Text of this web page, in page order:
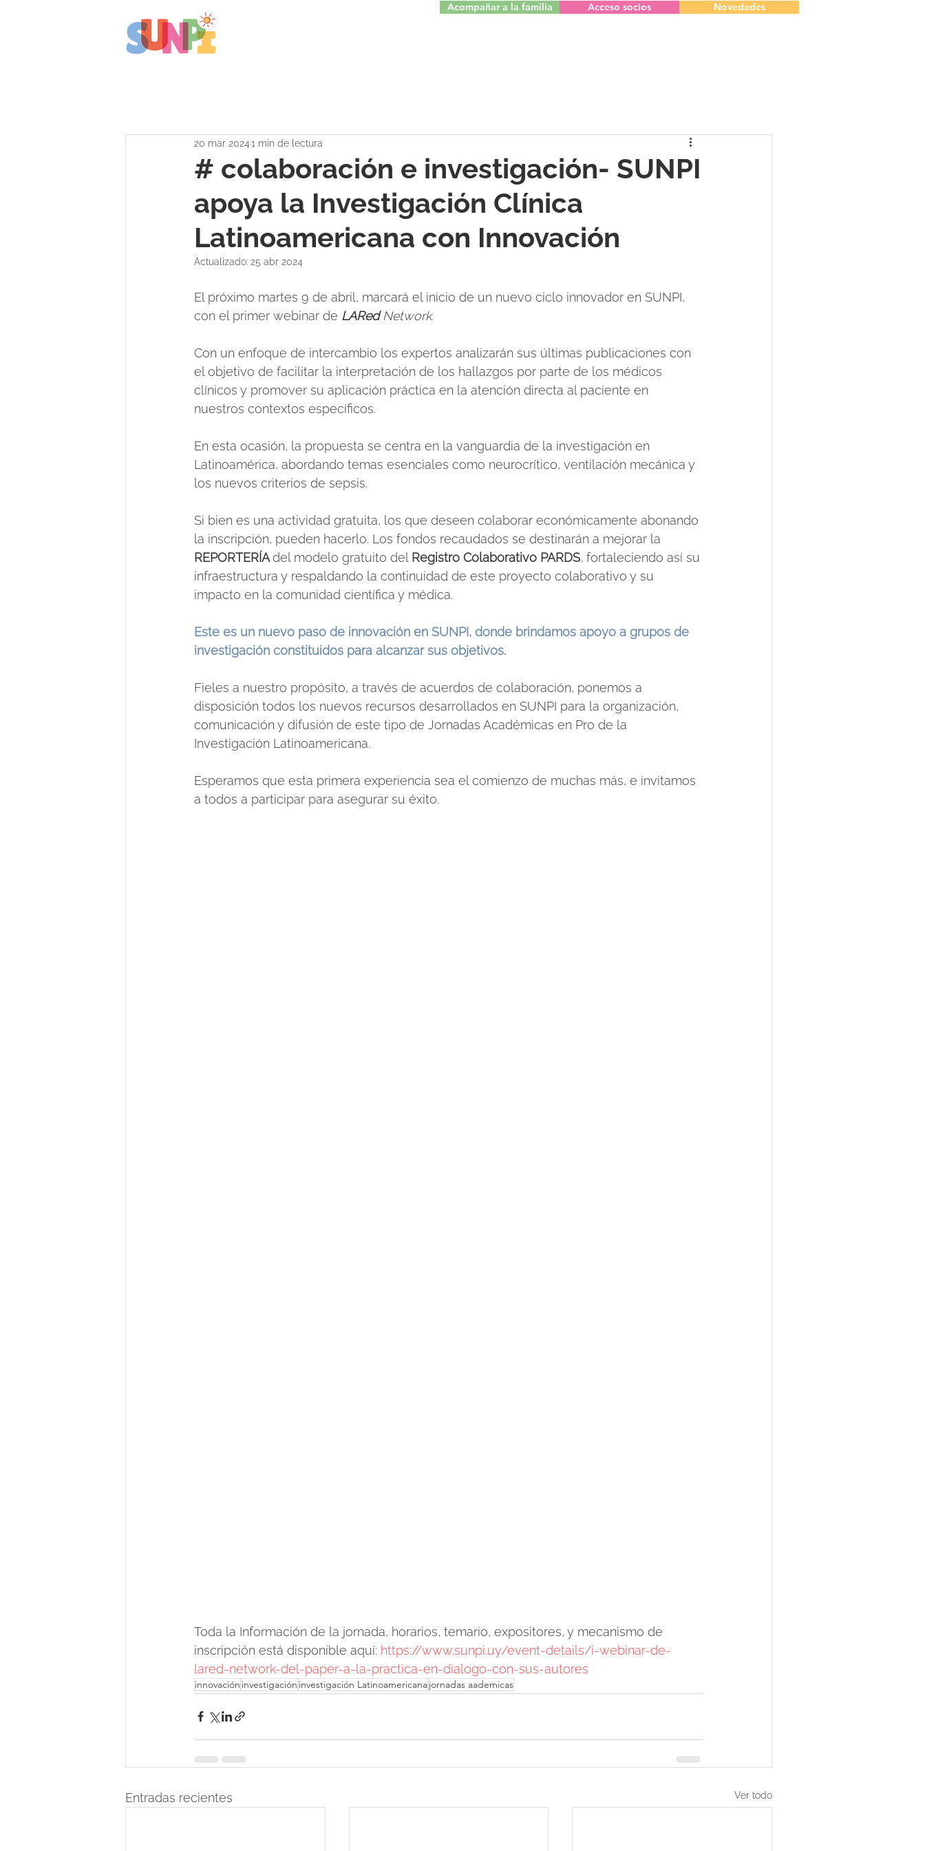
Acompañar a la familia Acceso socios Novedades
# colaboración e investigación- SUNPI
apoya la Investigación Clínica
Latinoamericana con Innovación
20 mar 20241 min de lectura
Actualizado: 25 abr 2024
El próximo martes 9 de abril, marcará el inicio de un nuevo ciclo innovador en SUNPI,
con el primer webinar de LARed Network.
Con un enfoque de intercambio los expertos analizarán sus últimas publicaciones con
el objetivo de facilitar la interpretación de los hallazgos por parte de los médicos
clínicos y promover su aplicación práctica en la atención directa al paciente en
nuestros contextos específicos.
En esta ocasión, la propuesta se centra en la vanguardia de la investigación en
Latinoamérica, abordando temas esenciales como neurocrítico, ventilación mecánica y
los nuevos criterios de sepsis.
Si bien es una actividad gratuita, los que deseen colaborar económicamente abonando
la inscripción, pueden hacerlo. Los fondos recaudados se destinarán a mejorar la
REPORTERÍA del modelo gratuito del Registro Colaborativo PARDS, fortaleciendo así su
infraestructura y respaldando la continuidad de este proyecto colaborativo y su
impacto en la comunidad científica y médica.
Este es un nuevo paso de innovación en SUNPI, donde brindamos apoyo a grupos de
investigación constituidos para alcanzar sus objetivos.
Fieles a nuestro propósito, a través de acuerdos de colaboración, ponemos a
disposición todos los nuevos recursos desarrollados en SUNPI para la organización,
comunicación y difusión de este tipo de Jornadas Académicas en Pro de la
Investigación Latinoamericana.
Esperamos que esta primera experiencia sea el comienzo de muchas más, e invitamos
a todos a participar para asegurar su éxito.
Toda la Información de la jornada, horarios, temario, expositores, y mecanismo de
inscripción está disponible aquí: https://www.sunpi.uy/event-details/i-webinar-de-
lared-network-del-paper-a-la-practica-en-dialogo-con-sus-autores
innovación investigación investigación Latinoamericanajornadas aademicas
Entradas recientes Ver todo